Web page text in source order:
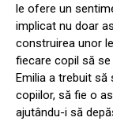
le ofere un
implicat nu doar
construirea unor
fiecare copil să
Emilia a trebuit să
copiilor, să fie o
ajutându-i să